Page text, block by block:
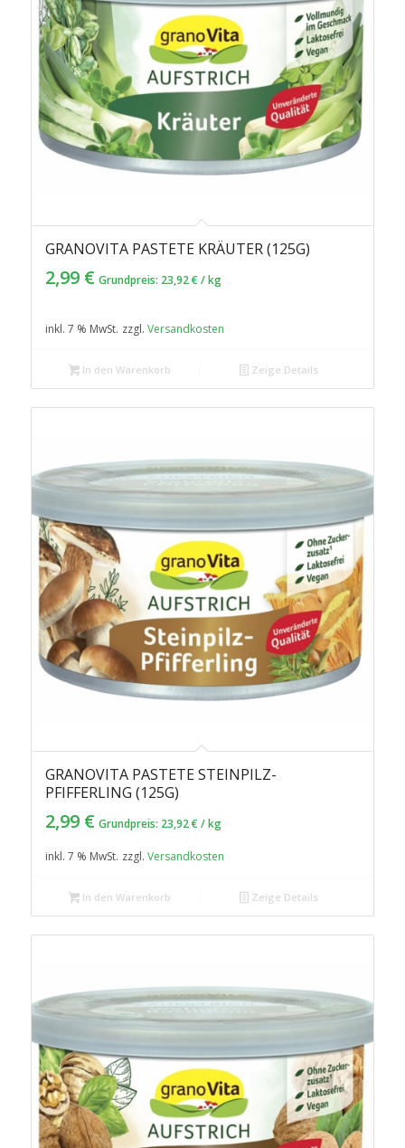
GRANOVITA PASTETE KRÄUTER (125G)
2,99 € Grundpreis: 23,92€ /kg
inkl. 7 % MwSt. zzgl. Versandkosten
In den Warenkorb Zeige Details
GRANOVITA PASTETE STEINPILZ-
PFIFFERLING (125G)
2,99 € Grundpreis: 23,92€ /kg
inkl. 7 % MwSt. zzgl. Versandkosten
In den Warenkorb Zeige Details